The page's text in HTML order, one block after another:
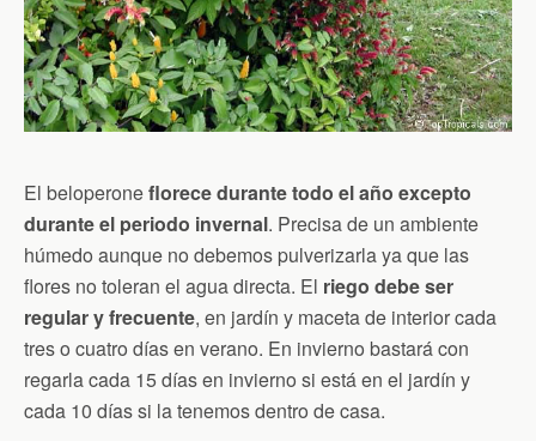
El beloperoneflorece durante todo el año excepto
durante el periodo invernal. Precisa de un ambiente
húmedo aunque no debemos pulverizarla ya que las
flores no toleran el agua directa. El riego debe ser
regular y frecuente, en jardín y maceta de interior cada
tres o cuatro días en verano. En invierno bastará con
regarla cada 15 días en invierno si está en el jardín y
cada 10 días si la tenemos dentro de casa.